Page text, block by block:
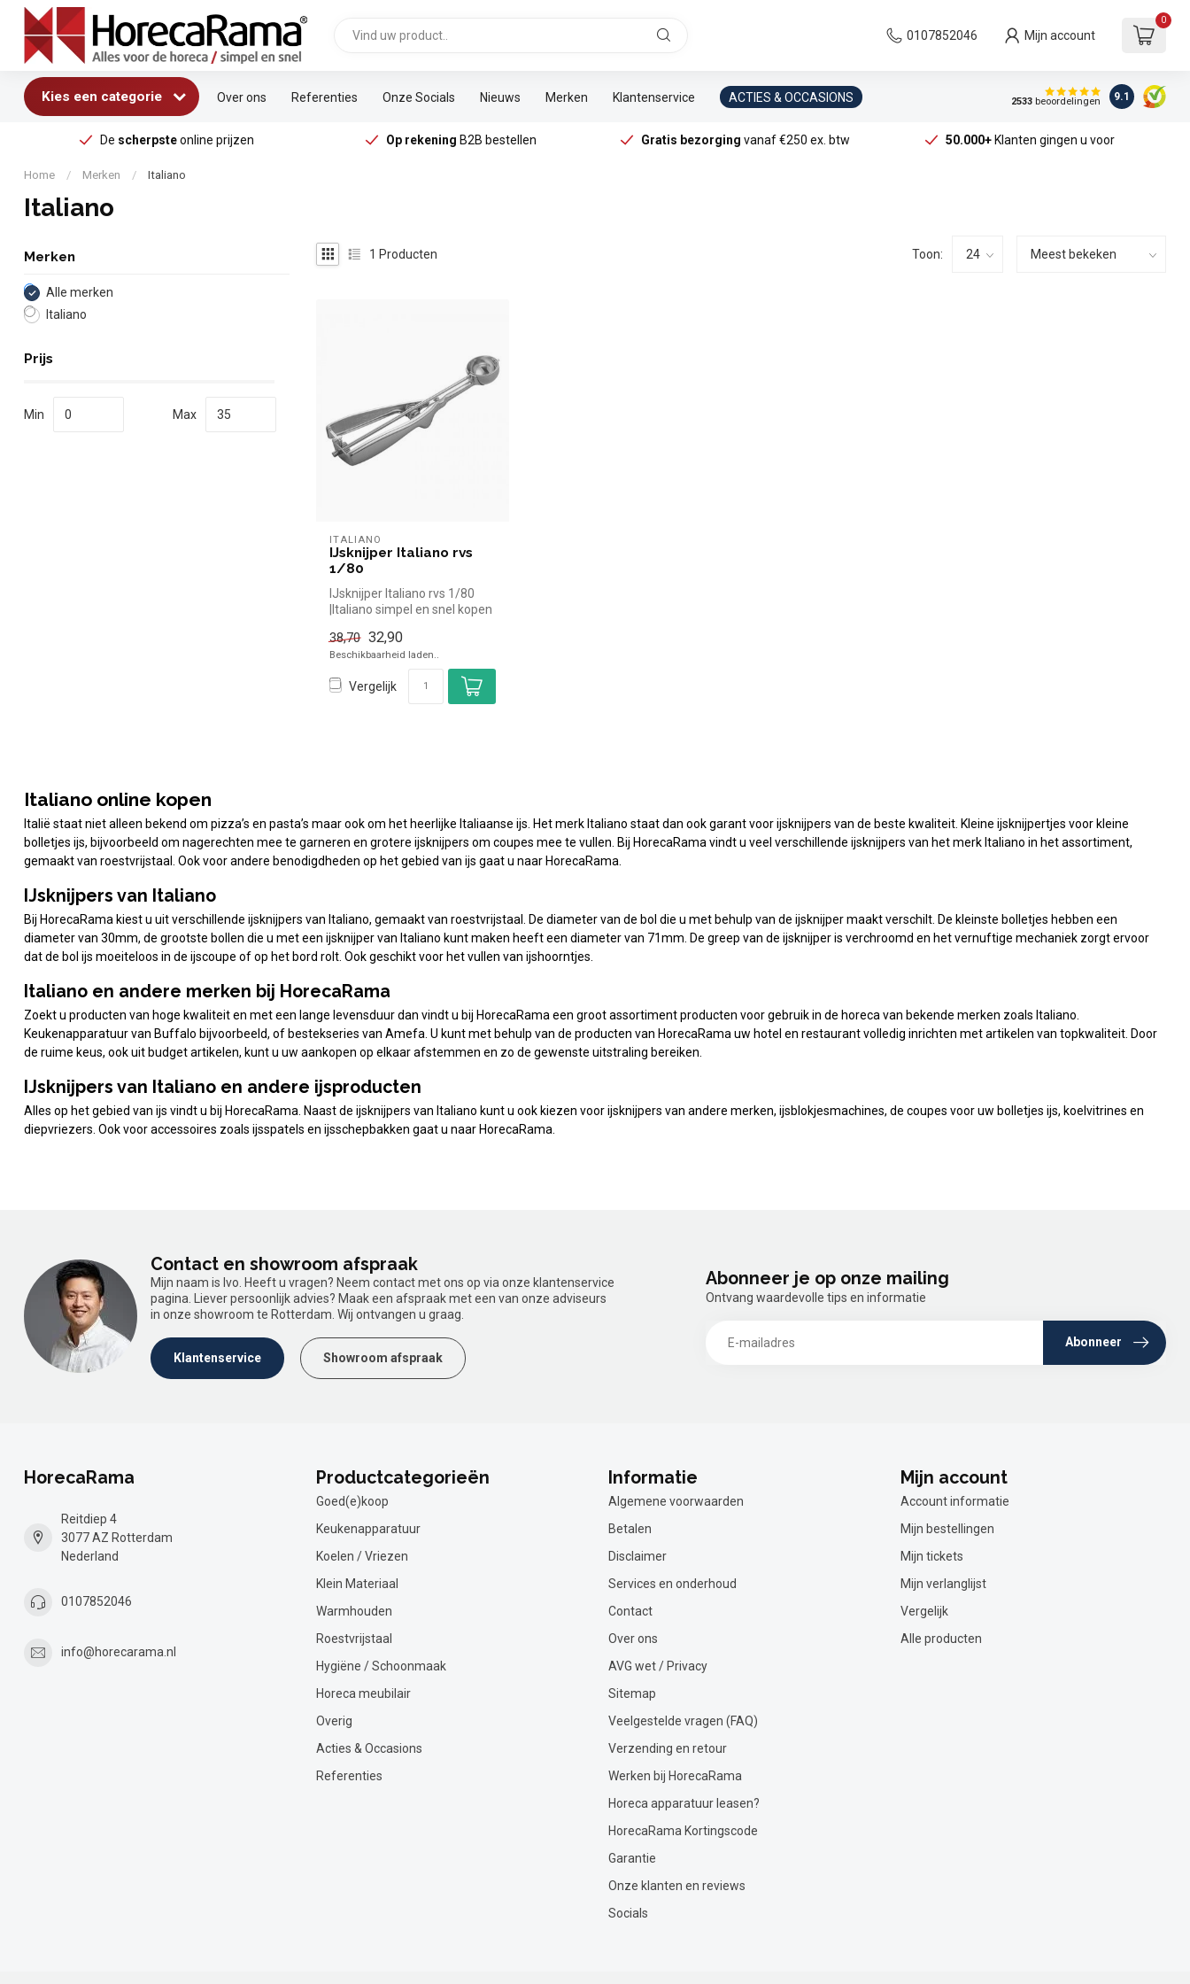
0107852046 Mijn account
0
Kies een categorie Over ons Referenties Onze Socials Nieuws Merken Klantenservice ACTIES & OCCASIONS 2533beoordelingen 9.1
De scherpsteonline prijzen Op rekening B2B bestellen Gratis bezorging vanaf €250 ex. btw 50.000+Klanten gingen u voor
Home / Merken / Italiano
Italiano
Merken
Alle merken
Italiano
Prijs
Min Max
1 Producten Toon:
ITALIANO
IJsknijper Italiano rvs
1/80
IJsknijper Italiano rvs 1/80
|Italiano simpel en snel kopen
38,70 32,90
Beschikbaarheid laden..
Vergelijk
Italiano online kopen
Italië staat niet alleen bekend om pizza’s en pasta’s maar ook om het heerlijke Italiaanse ijs. Het merk Italiano staat dan ook garant voor ijsknijpers van de beste kwaliteit. Kleine ijsknijpertjes voor kleine
bolletjes ijs, bijvoorbeeld om nagerechten mee te garneren en grotere ijsknijpers om coupes mee te vullen. Bij HorecaRama vindt u veel verschillende ijsknijpers van het merk Italiano in het assortiment,
gemaakt van roestvrijstaal. Ook voor andere benodigdheden op het gebied van ijs gaat u naar HorecaRama.
IJsknijpers van Italiano
Bij HorecaRama kiest u uit verschillende ijsknijpers van Italiano, gemaakt van roestvrijstaal. De diameter van de bol die u met behulp van de ijsknijper maakt verschilt. De kleinste bolletjes hebben een
diameter van 30mm, de grootste bollen die u met een ijsknijper van Italiano kunt maken heeft een diameter van 71mm. De greep van de ijsknijper is verchroomd en het vernuftige mechaniek zorgt ervoor
dat de bol ijs moeiteloos in de ijscoupe of op het bord rolt. Ook geschikt voor het vullen van ijshoorntjes.
Italiano en andere merken bij HorecaRama
Zoekt u producten van hoge kwaliteit en met een lange levensduur dan vindt u bij HorecaRama een groot assortiment producten voor gebruik in de horeca van bekende merken zoals Italiano.
Keukenapparatuur van Buffalo bijvoorbeeld, of bestekseries van Amefa. U kunt met behulp van de producten van HorecaRama uw hotel en restaurant volledig inrichten met artikelen van topkwaliteit. Door
de ruime keus, ook uit budget artikelen, kunt u uw aankopen op elkaar afstemmen en zo de gewenste uitstraling bereiken.
IJsknijpers van Italiano en andere ijsproducten
Alles op het gebied van ijs vindt u bij HorecaRama. Naast de ijsknijpers van Italiano kunt u ook kiezen voor ijsknijpers van andere merken, ijsblokjesmachines, de coupes voor uw bolletjes ijs, koelvitrines en
diepvriezers. Ook voor accessoires zoals ijsspatels en ijsschepbakken gaat u naar HorecaRama.
Contact en showroom afspraak
Mijn naam is Ivo. Heeft u vragen? Neem contact met ons op via onze klantenservice
pagina. Liever persoonlijk advies? Maak een afspraak met een van onze adviseurs
in onze showroom te Rotterdam. Wij ontvangen u graag.
Klantenservice Showroom afspraak
Abonneer je op onze mailing
Ontvang waardevolle tips en informatie
Abonneer
HorecaRama
Reitdiep 4
3077 AZ Rotterdam
Nederland
0107852046
info@horecarama.nl
Productcategorieën
Goed(e)koop
Keukenapparatuur
Koelen / Vriezen
Klein Materiaal
Warmhouden
Roestvrijstaal
Hygiëne / Schoonmaak
Horeca meubilair
Overig
Acties & Occasions
Referenties
Informatie
Algemene voorwaarden
Betalen
Disclaimer
Services en onderhoud
Contact
Over ons
AVG wet / Privacy
Sitemap
Veelgestelde vragen (FAQ)
Verzending en retour
Werken bij HorecaRama
Horeca apparatuur leasen?
HorecaRama Kortingscode
Garantie
Onze klanten en reviews
Socials
Mijn account
Account informatie
Mijn bestellingen
Mijn tickets
Mijn verlanglijst
Vergelijk
Alle producten